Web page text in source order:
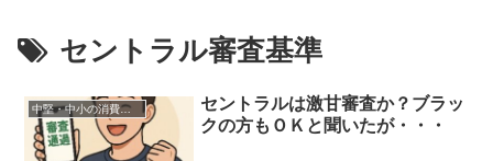
セントラル審査基準
中堅・中小の消費者金融一覧
セントラルは激甘審査か？ブラッ
クの方もＯＫと聞いたが・・・